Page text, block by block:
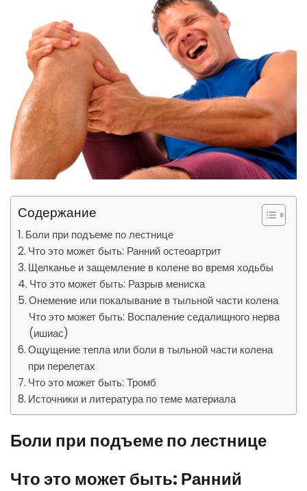
Содержание
Боли при подъеме по лестнице
Что это может быть: Ранний остеоартрит
Щелканье и защемление в колене во время ходьбы
Что это может быть: Разрыв мениска
Онемение или покалывание в тыльной части колена
Что это может быть: Воспаление седалищного нерва
(ишиас)
Ощущение тепла или боли в тыльной части колена
при перелетах
Что это может быть: Тромб
Источники и литература по теме материала
Боли при подъеме по лестнице
Что это может быть: Ранний